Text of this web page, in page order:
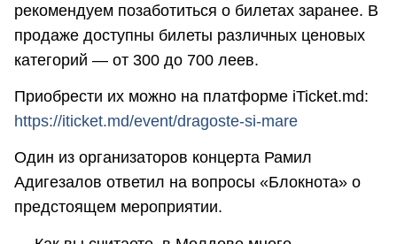
рекомендуем позаботиться о билетах заранее. В
продаже доступны билеты различных ценовых
категорий — от 300 до 700 леев.
Приобрести их можно на платформе iTicket.md:
https://iticket.md/event/dragoste-si-mare
Один из организаторов концерта Рамил
Адигезалов ответил на вопросы «Блокнота» о
предстоящем мероприятии.